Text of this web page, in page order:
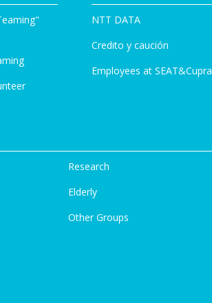
NTT DATA
Credito y caución
Employees at SEAT&Cupra
Research
Elderly
Other Groups